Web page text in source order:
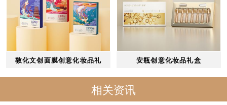
敦化文创面膜创意化妆品礼
盒
安瓶创意化妆品礼盒
相关资讯